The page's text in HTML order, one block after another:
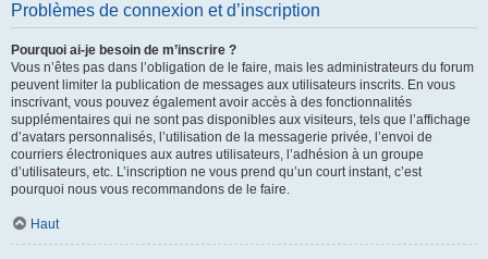
Problèmes de connexion et d’inscription
Pourquoi ai-je besoin de m’inscrire ?
Vous n’êtes pas dans l’obligation de le faire, mais les administrateurs du forum
peuvent limiter la publication de messages aux utilisateurs inscrits. En vous
inscrivant, vous pouvez également avoir accès à des fonctionnalités
supplémentaires qui ne sont pas disponibles aux visiteurs, tels que l’affichage
d’avatars personnalisés, l’utilisation de la messagerie privée, l’envoi de
courriers électroniques aux autres utilisateurs, l’adhésion à un groupe
d’utilisateurs, etc. L’inscription ne vous prend qu’un court instant, c’est
pourquoi nous vous recommandons de le faire.
Haut